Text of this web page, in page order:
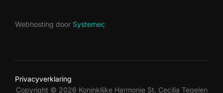
Webhosting door Systemec
Privacyverklaring
Copyright © 2026 Koninklijke Harmonie St. Cecilia Tegelen